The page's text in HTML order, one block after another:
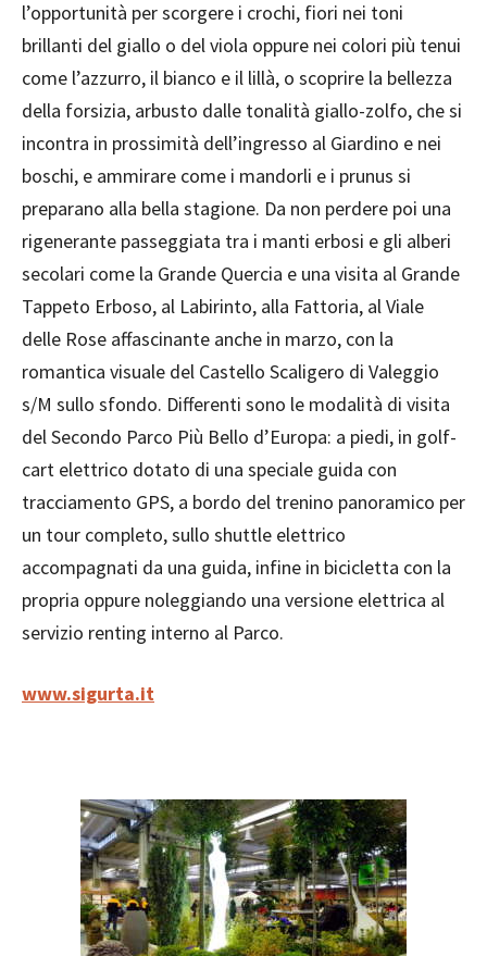
l’opportunità per scorgere i crochi, fiori nei toni
brillanti del giallo o del viola oppure nei colori più tenui
come l’azzurro, il bianco e il lillà, o scoprire la bellezza
della forsizia, arbusto dalle tonalità giallo-zolfo, che si
incontra in prossimità dell’ingresso al Giardino e nei
boschi, e ammirare come i mandorli e i prunus si
preparano alla bella stagione. Da non perdere poi una
rigenerante passeggiata tra i manti erbosi e gli alberi
secolari come la Grande Quercia e una visita al Grande
Tappeto Erboso, al Labirinto, alla Fattoria, al Viale
delle Rose affascinante anche in marzo, con la
romantica visuale del Castello Scaligero di Valeggio
s/M sullo sfondo. Differenti sono le modalità di visita
del Secondo Parco Più Bello d’Europa: a piedi, in golf-
cart elettrico dotato di una speciale guida con
tracciamento GPS, a bordo del trenino panoramico per
un tour completo, sullo shuttle elettrico
accompagnati da una guida, infine in bicicletta con la
propria oppure noleggiando una versione elettrica al
servizio renting interno al Parco.
www.sigurta.it